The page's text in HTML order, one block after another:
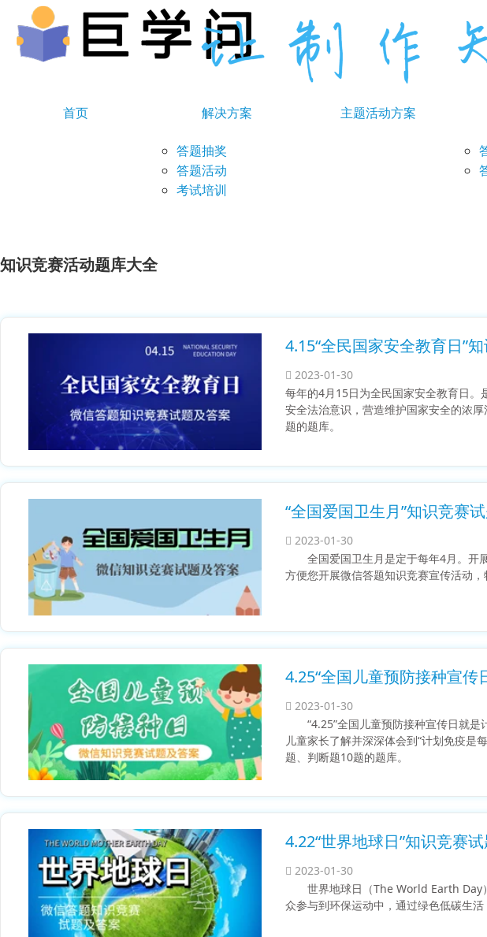
首页 解决方案
答题抽奖
答题活动
考试培训
主题活动方案
知识竞赛活动题库大全
4.15“全民国家安全教育日”
2023-01-30
每年的4月15日为全民国家安全教育日
安全法治意识，营造维护国家安全的浓
题的题库。
“全国爱国卫生月”知识竞赛
2023-01-30
全国爱国卫生月是定于每年4月。开
方便您开展微信答题知识竞赛宣传活动，
4.25“全国儿童预防接种宣传
2023-01-30
“4.25”全国儿童预防接种宣传日就
儿童家长了解并深深体会到“计划免疫是
题、判断题10题的题库。
4.22“世界地球日”知识竞赛
2023-01-30
世界地球日（The World Earth Day
众参与到环保运动中，通过绿色低碳生